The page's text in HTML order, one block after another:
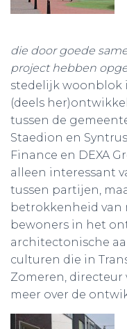
die door goede
project hebben
stedelijk woonblok
(deels
tussen de
Staedion en
Finance en DEXA
alleen interessant
tussen partijen,
betrokkenheid van
bewoners in het
architectonische
culturen die in
Zomeren, directeur
meer over de